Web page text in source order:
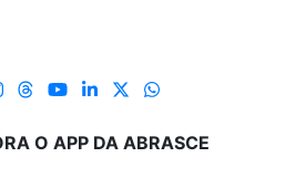
O APP DA ABRASCE